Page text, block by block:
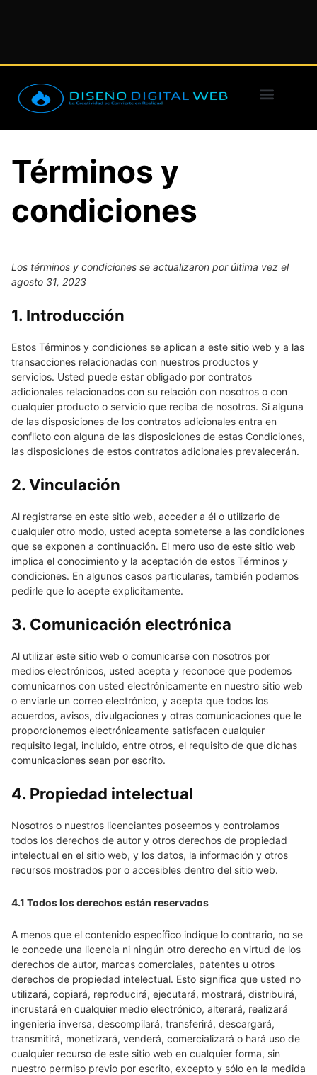
Términos y
condiciones
Los términos y condiciones se actualizaron por última vez el
agosto 31, 2023
1. Introducción
Estos Términos y condiciones se aplican a este sitio web y a las
transacciones relacionadas con nuestros productos y
servicios. Usted puede estar obligado por contratos
adicionales relacionados con su relación con nosotros o con
cualquier producto o servicio que reciba de nosotros. Si alguna
de las disposiciones de los contratos adicionales entra en
conflicto con alguna de las disposiciones de estas Condiciones,
las disposiciones de estos contratos adicionales prevalecerán.
2. Vinculación
Al registrarse en este sitio web, acceder a él o utilizarlo de
cualquier otro modo, usted acepta someterse a las condiciones
que se exponen a continuación. El mero uso de este sitio web
implica el conocimiento y la aceptación de estos Términos y
condiciones. En algunos casos particulares, también podemos
pedirle que lo acepte explícitamente.
3. Comunicación electrónica
Al utilizar este sitio web o comunicarse con nosotros por
medios electrónicos, usted acepta y reconoce que podemos
comunicarnos con usted electrónicamente en nuestro sitio web
o enviarle un correo electrónico, y acepta que todos los
acuerdos, avisos, divulgaciones y otras comunicaciones que le
proporcionemos electrónicamente satisfacen cualquier
requisito legal, incluido, entre otros, el requisito de que dichas
comunicaciones sean por escrito.
4. Propiedad intelectual
Nosotros o nuestros licenciantes poseemos y controlamos
todos los derechos de autor y otros derechos de propiedad
intelectual en el sitio web, y los datos, la información y otros
recursos mostrados por o accesibles dentro del sitio web.
4.1 Todos los derechos están reservados
A menos que el contenido específico indique lo contrario, no se
le concede una licencia ni ningún otro derecho en virtud de los
derechos de autor, marcas comerciales, patentes u otros
derechos de propiedad intelectual. Esto significa que usted no
utilizará, copiará, reproducirá, ejecutará, mostrará, distribuirá,
incrustará en cualquier medio electrónico, alterará, realizará
ingeniería inversa, descompilará, transferirá, descargará,
transmitirá, monetizará, venderá, comercializará o hará uso de
cualquier recurso de este sitio web en cualquier forma, sin
nuestro permiso previo por escrito, excepto y sólo en la medida